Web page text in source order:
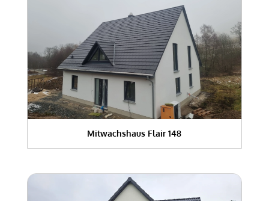
Mitwachshaus Flair 148